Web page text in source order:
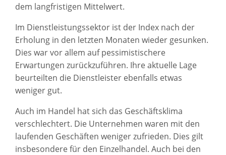
dem langfristigen Mittelwert.
Im Dienstleistungssektor ist der Index nach der
Erholung in den letzten Monaten wieder gesunken.
Dies war vor allem auf pessimistischere
Erwartungen zurückzuführen. Ihre aktuelle Lage
beurteilten die Dienstleister ebenfalls etwas
weniger gut.
Auch im Handel hat sich das Geschäftsklima
verschlechtert. Die Unternehmen waren mit den
laufenden Geschäften weniger zufrieden. Dies gilt
insbesondere für den Einzelhandel. Auch bei den